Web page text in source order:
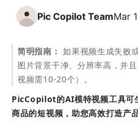
Pic Copilot TeamMar
简明指南： 如果视频生成失败
图片背景干净、分辨率高，并
视频需10-20个）。
PicCopilot的AI模特视频工具可
商品的短视频，助您高效打造产